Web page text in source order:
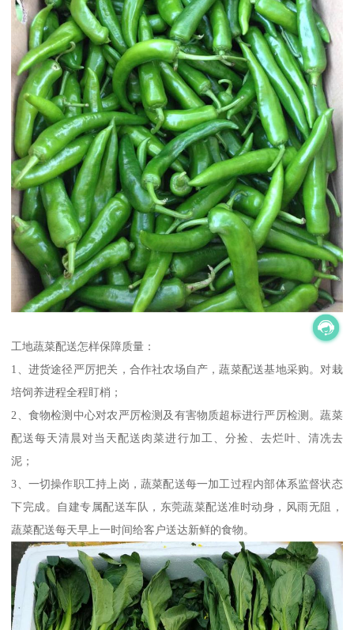
工地蔬菜配送怎样保障质量：
1、进货途径严厉把关，合作社农场自产，蔬菜配送基地采购。对栽
培饲养进程全程盯梢；
2、食物检测中心对农严厉检测及有害物质超标进行严厉检测。蔬菜
配送每天清晨对当天配送肉菜进行加工、分捡、去烂叶、清冼去
泥；
3、一切操作职工持上岗，蔬菜配送每一加工过程内部体系监督状态
下完成。自建专属配送车队，东莞蔬菜配送准时动身，风雨无阻，
蔬菜配送每天早上一时间给客户送达新鲜的食物。